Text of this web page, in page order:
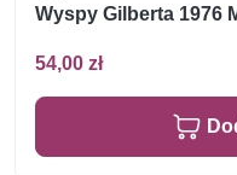
Wyspy Gilberta 1976
54,00 zł